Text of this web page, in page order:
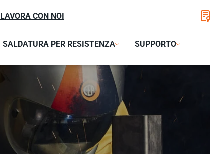
SALDATURA PER RESISTENZA SUPPORTO
LAVORA CON NOI